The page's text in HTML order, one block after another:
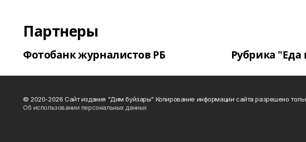
Партнеры
Фотобанк журналистов РБ Рубрика
© 2020-2026 Сайт издания "Дим буйзары" Копирование информации сайта разрешено
Об использовании персональных данных